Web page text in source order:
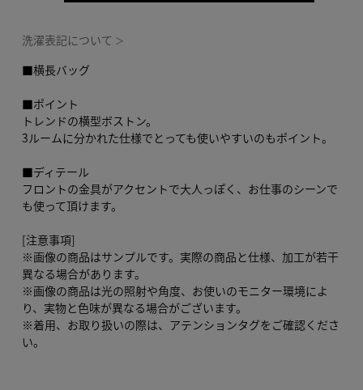
洗濯表記について ＞
■横長バッグ
■ポイント
トレンドの横型ボストン。
3ルームに分かれた仕様でとっても使いやすいのもポイント。
■ディテール
フロントの金具がアクセントで大人っぽく、お仕事のシーンで
も使って頂けます。
[注意事項]
※画像の商品はサンプルです。実際の商品と仕様、加工が若干
異なる場合があります。
※画像の商品は光の照射や角度、お使いのモニター環境によ
り、実物と色味が異なる場合がございます。
※着用、お取り扱いの際は、アテンションタグをご確認くださ
い。